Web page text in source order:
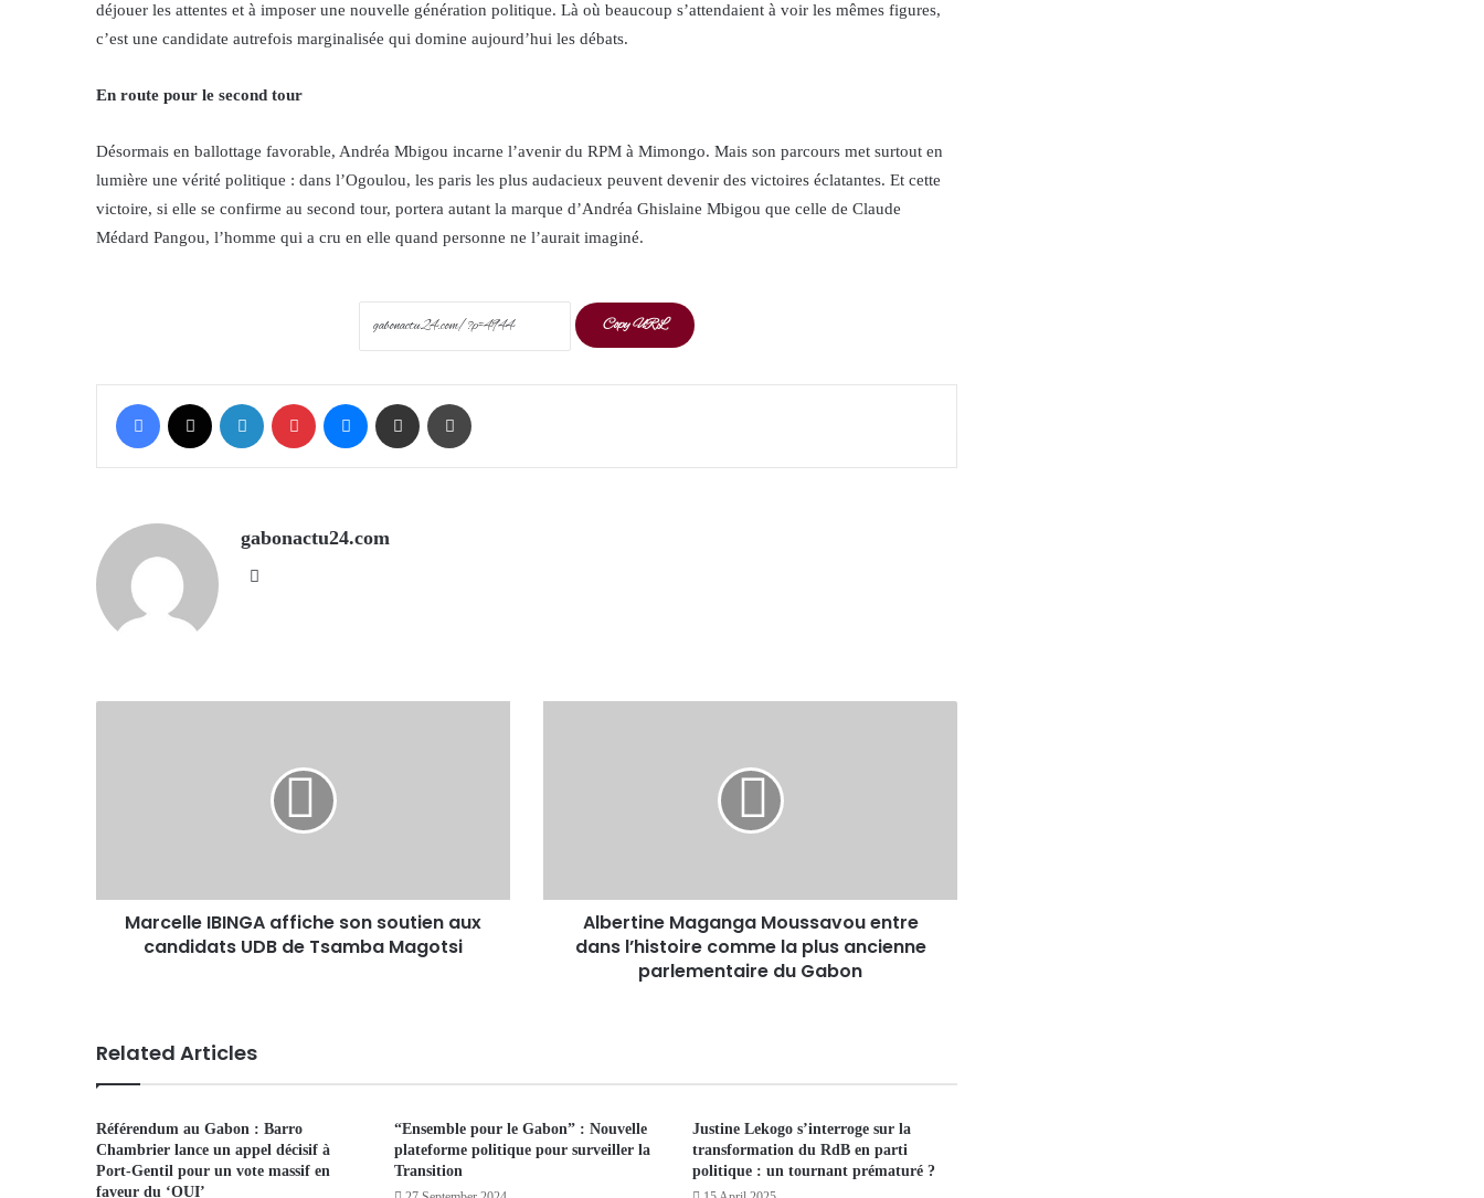
déjouer les attentes et à imposer une nouvelle génération politique. Là où beaucoup s’attendaient à voir les mêmes figures,
c’est une candidate autrefois marginalisée qui domine aujourd’hui les débats.
En route pour le second tour
Désormais en ballottage favorable, Andréa Mbigou incarne l’avenir du RPM à Mimongo. Mais son parcours met surtout en
lumière une vérité politique : dans l’Ogoulou, les paris les plus audacieux peuvent devenir des victoires éclatantes. Et cette
victoire, si elle se confirme au second tour, portera autant la marque d’Andréa Ghislaine Mbigou que celle de Claude
Médard Pangou, l’homme qui a cru en elle quand personne ne l’aurait imaginé.
Copy URL
Facebook LinkedIn Pinterest Messenger Share via Email
gabonactu24.com
Marcelle IBINGA affiche son soutien aux
candidats UDB de Tsamba Magotsi
Albertine Maganga Moussavou entre
dans l’histoire comme la plus ancienne
parlementaire du Gabon
Related Articles
Référendum au Gabon : Barro
Chambrier lance un appel décisif à
Port-Gentil pour un vote massif en
faveur du ‘OUI’
“Ensemble pour le Gabon” : Nouvelle
plateforme politique pour surveiller la
Transition
Justine Lekogo s’interroge sur la
transformation du RdB en parti
politique : un tournant prématuré ?